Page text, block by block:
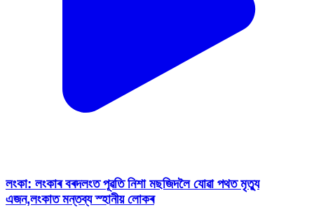
লংকা: লংকাৰ বৰদলংত পূৱতি নিশা মছজিদলৈ যোৱা পথত মৃত্যু
এজন,লংকাত মন্তব্য স্হানীয় লোকৰ